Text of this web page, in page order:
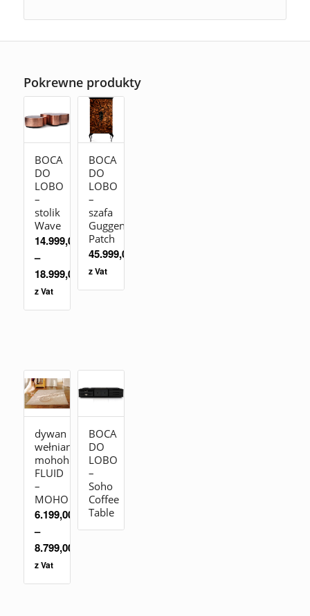
Pokrewne produkty
BOCA
DO
LOBO
–
stolik
Wave
14.999,00
–
18.999,00
z Vat
BOCA
DO
LOBO
–
szafa
Guggenheim
Patch
45.999,00
z Vat
dywan
wełniany
mohohej!
FLUID
–
MOHO
6.199,00
–
8.799,00
z Vat
BOCA
DO
LOBO
–
Soho
Coffee
Table